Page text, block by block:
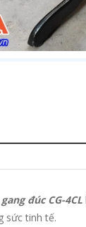
đúc CG-4CL
sức tinh tế.